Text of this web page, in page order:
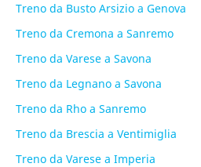
Treno da Busto Arsizio a Genova
Treno da Cremona a Sanremo
Treno da Varese a Savona
Treno da Legnano a Savona
Treno da Rho a Sanremo
Treno da Brescia a Ventimiglia
Treno da Varese a Imperia